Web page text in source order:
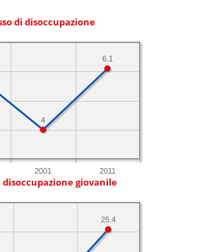
di disoccupazione
2001 2011
6.1
4
disoccupazione giovanile
25.4